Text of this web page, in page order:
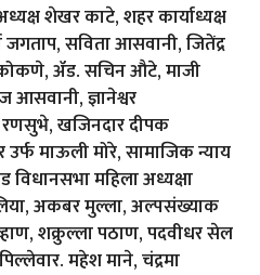
शेखर काटे, शहर कार्याध्यक्ष
सविता आसवानी, जितेंद्र
कोकणे, ॲड. सचिन औटे, माजी
ज्ञानेश्वर
रणसुभे, खजिनदार दीपक
उर्फ माऊली मोरे, सामाजिक न्याय
महिला अध्यक्षा
अकबर मुल्ला, अल्पसंख्याक
शक्रुल्ला पठाण, पदवीधर सेल
महेश माने, चंद्रमा